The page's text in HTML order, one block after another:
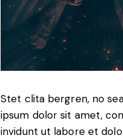
Stet clita bergren, no
ipsum dolor sit amet,
invidunt ut labore et